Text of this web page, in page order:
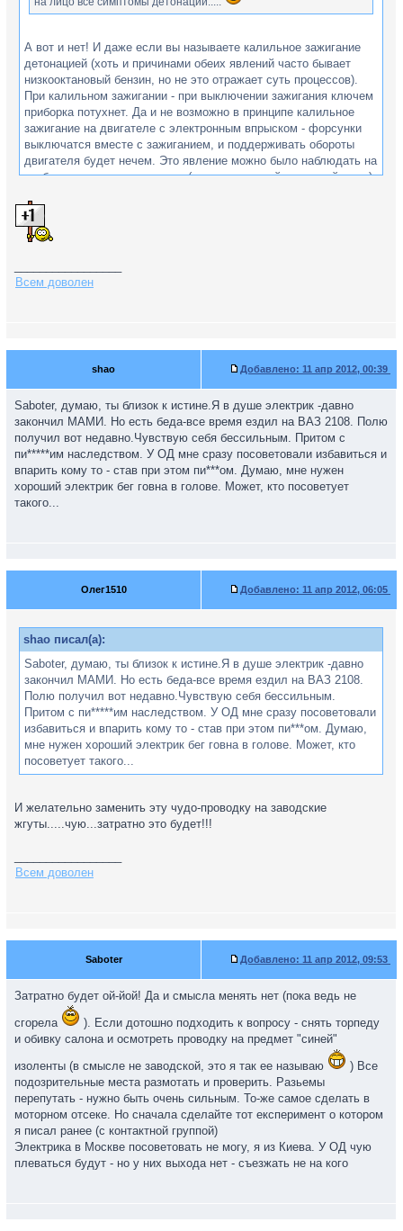
А вот и нет! И даже если вы называете калильное зажигание
детонацией (хоть и причинами обеих явлений часто бывает
низкооктановый бензин, но не это отражает суть процессов).
При калильном зажигании - при выключении зажигания ключем
приборка потухнет. Да и не возможно в принципе калильное
зажигание на двигателе с электронным впрыском - форсунки
выключатся вместе с зажиганием, и поддерживать обороты
двигателя будет нечем. Это явление можно было наблюдать на
карбюраторных двигателях и (в очень жесткой и опасной мере)
называлось - работой "вразнос" и черевато было "кулаком
дружбы" - когда обрывался шатун и пробивал насквозь блок
двигателя.
можно посоветовать для проверки следующее (раз вы не
хотите на сервис ехать). Когда у вас не выключается зажигание
найдете только в сервис (и не рассчитывать на быстрый поиск
неисправности)
Ключ для снятия клеммы с акб не выпускать из правой руки,
огнетушитель с выдернутой чекой в левой и можно ездить
Пыхнуть (если проблема где-то с контактами) может в любой
Всем доволен
shao Добавлено: 11 апр 2012, 00:39
Saboter, думаю, ты близок к истине.Я в душе электрик -давно
закончил МАМИ. Но есть беда-все время ездил на ВАЗ 2108. Полю
получил вот недавно.Чувствую себя бессильным. Притом с
пи*****им наследством. У ОД мне сразу посоветовали избавиться и
впарить кому то - став при этом пи***ом. Думаю, мне нужен
хороший электрик бег говна в голове. Может, кто посоветует
такого...
Олег1510 Добавлено: 11 апр 2012, 06:05
shao писал(а):
Saboter, думаю, ты близок к истине.Я в душе электрик -давно
закончил МАМИ. Но есть беда-все время ездил на ВАЗ 2108.
Полю получил вот недавно.Чувствую себя бессильным.
Притом с пи*****им наследством. У ОД мне сразу посоветовали
избавиться и впарить кому то - став при этом пи***ом. Думаю,
мне нужен хороший электрик бег говна в голове. Может, кто
посоветует такого...
И желательно заменить эту чудо-проводку на заводские
жгуты.....чую...затратно это будет!!!
Всем доволен
Saboter Добавлено: 11 апр 2012, 09:53
Затратно будет ой-йой! Да и смысла менять нет (пока ведь не
сгорела
). Если дотошно подходить к вопросу - снять торпеду
и обивку салона и осмотреть проводку на предмет "синей"
изоленты (в смысле не заводской, это я так ее называю
) Все
подозрительные места размотать и проверить. Разьемы
перепутать - нужно быть очень сильным. То-же самое сделать в
моторном отсеке. Но сначала сделайте тот експеримент о котором
я писал ранее (с контактной группой)
Электрика в Москве посоветовать не могу, я из Киева. У ОД чую
плеваться будут - но у них выхода нет - съезжать не на кого